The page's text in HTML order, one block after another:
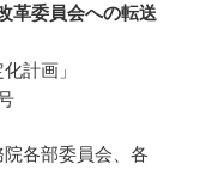
革委員会への転送
計画」
各部委員会、各